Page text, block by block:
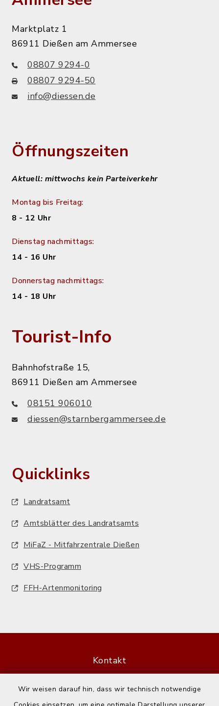
Wir weisen darauf hin, dass wir technisch notwendige
Marktplatz 1
86911 Dießen am Ammersee
08807 9294-0
08807 9294-50
info@diessen.de
Öffnungszeiten
Aktuell: mittwochs kein Parteiverkehr
Montag bis Freitag:
8 - 12 Uhr
Dienstag nachmittags:
14 - 16 Uhr
Donnerstag nachmittags:
14 - 18 Uhr
Tourist-Info
Bahnhofstraße 15,
86911 Dießen am Ammersee
08151 906010
diessen@starnbergammersee.de
Quicklinks
Landratsamt
Amtsblätter des Landratsamts
MiFaZ - Mitfahrzentrale Dießen
VHS-Programm
FFH-Artenmonitoring
Kontakt
Barrierefreiheit